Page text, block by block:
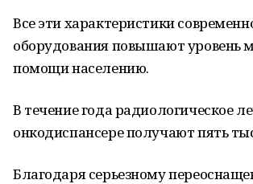
Все эти характеристики
оборудования повышают уровень
помощи населению.
В течение года радиологическое
онкодиспансере получают пять
Благодаря серьезному